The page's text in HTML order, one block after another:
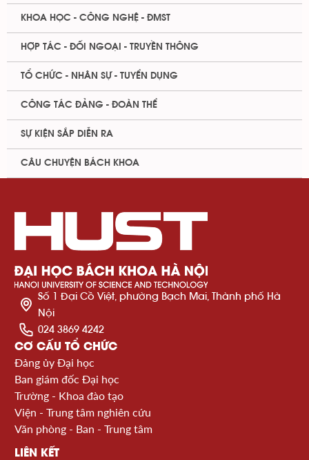
KHOA HỌC - CÔNG NGHỆ - ĐMST
HỢP TÁC - ĐỐI NGOẠI - TRUYỀN THÔNG
TỔ CHỨC - NHÂN SỰ - TUYỂN DỤNG
CÔNG TÁC ĐẢNG - ĐOÀN THỂ
SỰ KIỆN SẮP DIỄN RA
CÂU CHUYỆN BÁCH KHOA
Số 1 Đại Cồ Việt, phường Bạch Mai, Thành phố Hà
Nội
024 3869 4242
CƠ CẤU TỔ CHỨC
Đảng ủy Đại học
Ban giám đốc Đại học
Trường - Khoa đào tạo
Viện - Trung tâm nghiên cứu
Văn phòng - Ban - Trung tâm
LIÊN KẾT